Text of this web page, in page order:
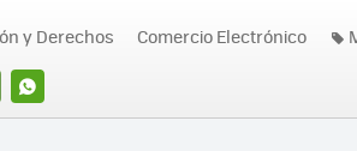
WHATSAPP
y Derechos Comercio Electrónico